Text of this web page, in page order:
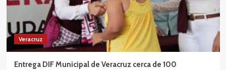
Veracruz
Entrega DIF Municipal de Veracruz cerca de 100